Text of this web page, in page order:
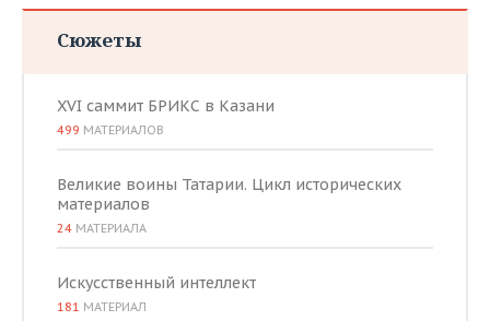
Сюжеты
XVI саммит БРИКС в Казани
499 МАТЕРИАЛОВ
Великие воины Татарии. Цикл исторических
материалов
24 МАТЕРИАЛА
Искусственный интеллект
181 МАТЕРИАЛ